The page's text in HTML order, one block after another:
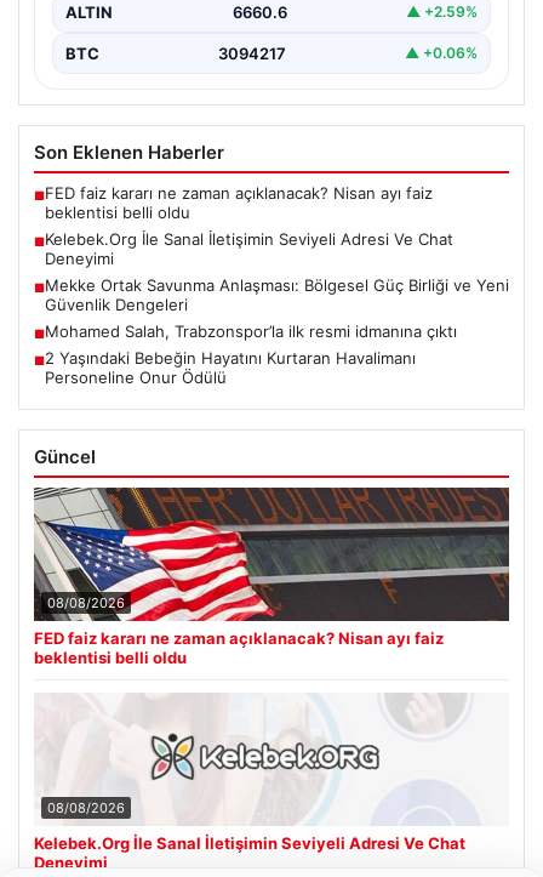
ALTIN 6660.6 ▲ +2.59%
BTC 3094217 ▲ +0.06%
Son Eklenen Haberler
■FED faiz kararı ne zaman açıklanacak? Nisan ayı faiz
beklentisi belli oldu
■Kelebek.Org İle Sanal İletişimin Seviyeli Adresi Ve Chat
Deneyimi
■Mekke Ortak Savunma Anlaşması: Bölgesel Güç Birliği ve Yeni
Güvenlik Dengeleri
■Mohamed Salah, Trabzonspor’la ilk resmi idmanına çıktı
■2 Yaşındaki Bebeğin Hayatını Kurtaran Havalimanı
Personeline Onur Ödülü
Güncel
08/08/2026
FED faiz kararı ne zaman açıklanacak? Nisan ayı faiz
beklentisi belli oldu
08/08/2026
Kelebek.Org İle Sanal İletişimin Seviyeli Adresi Ve Chat
Deneyimi